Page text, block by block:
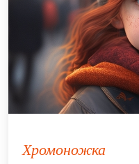
Хромоножка